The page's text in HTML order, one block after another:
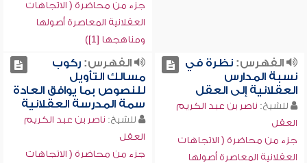
جزء من محاضرة ( الاتجاهات
العقلانية المعاصرة أصولها
ومناهجها [1])
الفهرس:نظرة في
نسبة المدارس
العقلانية إلى العقل
للشيخ: ناصر بن عبد الكريم
العقل
جزء من محاضرة ( الاتجاهات
العقلانية المعاصرة أصولها
الفهرس:ركوب
مسالك التأويل
للنصوص بما يوافق العادة
سمة المدرسة العقلانية
للشيخ: ناصر بن عبد الكريم
العقل
جزء من محاضرة ( الاتجاهات